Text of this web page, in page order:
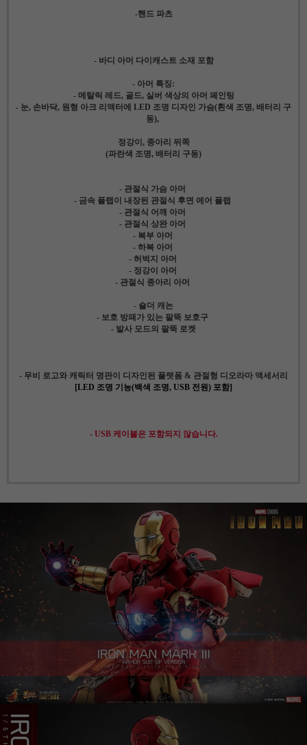
-핸드 파츠
- 바디 아머 다이캐스트 소재 포함
- 아머 특징:
- 메탈릭 레드, 골드, 실버 색상의 아머 페인팅
- 눈, 손바닥, 원형 아크 리액터에 LED 조명 디자인 가슴(흰색 조명, 배터리 구
동),
정강이, 종아리 뒤쪽
(파란색 조명, 배터리 구동)
- 관절식 가슴 아머
- 금속 플랩이 내장된 관절식 후면 에어 플랩
- 관절식 어깨 아머
- 관절식 상완 아머
- 복부 아머
- 하복 아머
- 허벅지 아머
- 정강이 아머
- 관절식 종아리 아머
- 숄더 캐논
- 보호 방패가 있는 팔뚝 보호구
- 발사 모드의 팔뚝 로켓
- 무비 로고와 캐릭터 명판이 디자인된 플랫폼 & 관절형 디오라마 액세서리
[LED 조명 기능(백색 조명, USB 전원) 포함]
- USB 케이블은 포함되지 않습니다.